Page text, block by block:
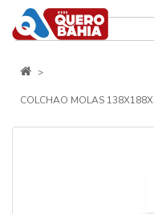
COLCHAO MOLAS